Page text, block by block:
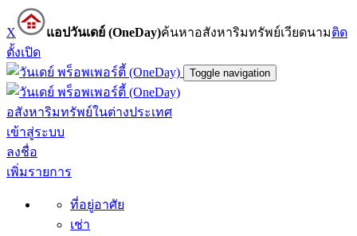
X แอปวันเดย์ (OneDay)ค้นหาอสังหาริมทรัพย์เวียดนามติด
ตั้งเปิด
Toggle navigation
อสังหาริมทรัพย์ในต่างประเทศ
เข้าสู่ระบบ
ลงชื่อ
เพิ่มรายการ
ที่อยู่อาศัย
เช่า